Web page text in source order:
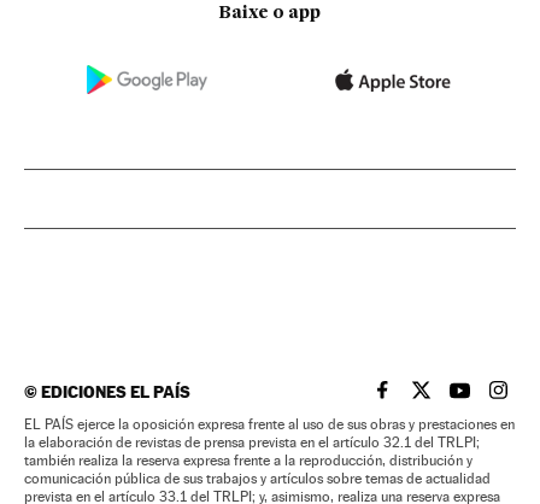
Baixe o app
©EDICIONES EL PAÍS EL PAÍS BRASIL EN
EL PAÍSEL PAÍS
EL
EL PAÍS ejerce la oposición expresa frente al uso de sus obras y prestaciones en
la elaboración de revistas de prensa prevista en el artículo 32.1 del TRLPI;
también realiza la reserva expresa frente a la reproducción, distribución y
comunicación pública de sus trabajos y artículos sobre temas de actualidad
prevista en el artículo 33.1 del TRLPI; y, asimismo, realiza una reserva expresa